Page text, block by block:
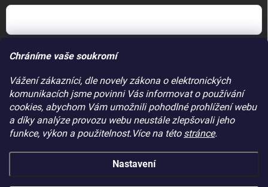
Chráníme vaše soukromí
Vážení zákazníci, dle novely zákona o elektronických
komunikacích jsme povinni Vás informovat o používání
cookies, abychom Vám umožnili pohodlné prohlížení webu
a díky analýze provozu webu neustále zlepšovali jeho
funkce, výkon a použitelnost.Více na této stránce.
Nastavení
Vložením e-mailu souhlasíte spodmínkami ochrany osobních údajů
PŘIJÍMÁME ONLINE PLATBY